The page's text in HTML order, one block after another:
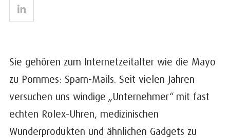
LinkedIn
Sie gehören zum Internetzeitalter wie die Mayo
zu Pommes: Spam-Mails. Seit vielen Jahren
versuchen uns windige „Unternehmer“ mit fast
echten Rolex-Uhren, medizinischen
Wunderprodukten und ähnlichen Gadgets zu